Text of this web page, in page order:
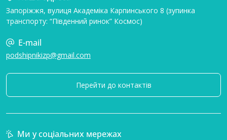
Запоріжжя, вулиця Академіка Карпинського 8 (зупинка
транспорту: “Південний ринок” Космос)
E-mail
podshipnikizp@gmail.com
Перейти до контактів
Ми у соціальних мережах